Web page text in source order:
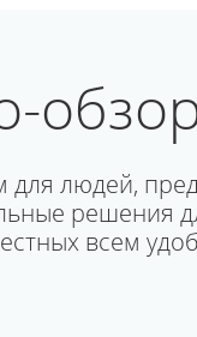
людей,
решения
всем